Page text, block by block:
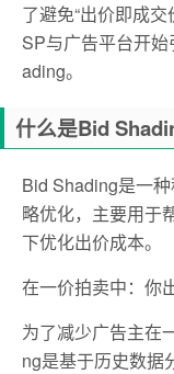
了避免“出价即成
SP与广告平台开
ading。
什么是Bid
Bid Shading是一
略优化，主要用于
下优化出价成本。
在一价拍卖中：你
为了减少广告主在
ng是基于历史数据